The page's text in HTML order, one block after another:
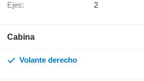
Ejes: 2
Cabina
Volante derecho